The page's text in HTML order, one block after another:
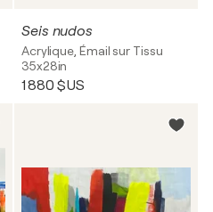
Seis nudos
Acrylique, Émail sur Tissu
35x28in
1 880 $US